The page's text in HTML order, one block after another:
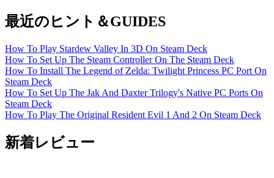
最近のヒント＆GUIDES
How To Play Stardew Valley In 3D On Steam Deck
How To Set Up The Steam Controller On The Steam Deck
How To Install The Legend of Zelda: Twilight Princess PC Port On
Steam Deck
How To Set Up The Jak And Daxter Trilogy's Native PC Ports On
Steam Deck
How To Play The Original Resident Evil 1 And 2 On Steam Deck
新着レビュー